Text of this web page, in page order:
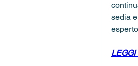
sedia
LEGGI